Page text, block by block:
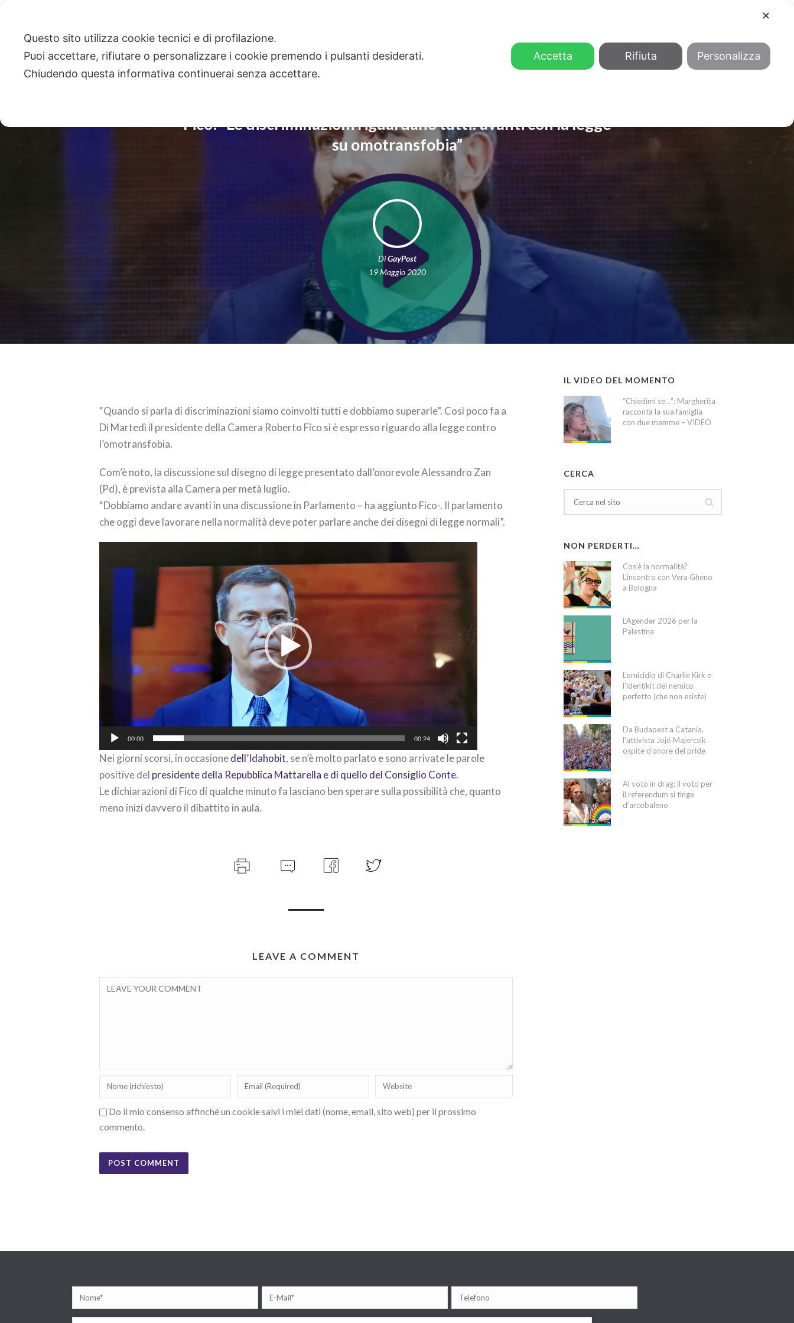
Fico: “Le discriminazioni riguardano tutti: avanti con la legge
su omotransfobia”
DiGayPost
19 Maggio 2020
“Quando si parla di discriminazioni siamo coinvolti tutti e dobbiamo superarle”. Così poco fa a
Di Martedì il presidente della Camera Roberto Fico si è espresso riguardo alla legge contro
l’omotransfobia.
Com’è noto, la discussione sul disegno di legge presentato dall’onorevole Alessandro Zan
(Pd), è prevista alla Camera per metà luglio.
“Dobbiamo andare avanti in una discussione in Parlamento – ha aggiunto Fico-. Il parlamento
che oggi deve lavorare nella normalità deve poter parlare anche dei disegni di legge normali”.
00:00 00:24
Nei giorni scorsi, in occasionedell’Idahobit, se n’è molto parlato e sono arrivate le parole
positive del presidente della Repubblica Mattarella e di quello del Consiglio Conte.
Le dichiarazioni di Fico di qualche minuto fa lasciano ben sperare sulla possibilità che, quanto
meno inizi davvero il dibattito in aula.
LEAVE A COMMENT
Do il mio consenso affinché un cookie salvi i miei dati (nome, email, sito web) per il prossimo
commento.
IL VIDEO DEL MOMENTO
“Chiedimi se…”: Margherita
racconta la sua famiglia
con due mamme – VIDEO
CERCA
NON PERDERTI…
Cos’è la normalità?
L’incontro con Vera Gheno
a Bologna
L’Agender 2026 per la
Palestina
L’omicidio di Charlie Kirk e
l’identikit del nemico
perfetto (che non esiste)
Da Budapest a Catania,
l’attivista Jojó Majercsik
ospite d’onore del pride
Al voto in drag: il voto per
il referendum si tinge
d’arcobaleno
✕
Questo sito utilizza cookie tecnici e di profilazione.
Puoi accettare, rifiutare o personalizzare i cookie premendo i pulsanti desiderati.
Chiudendo questa informativa continuerai senza accettare.
Accetta Rifiuta Personalizza